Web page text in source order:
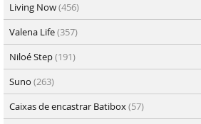
Living Now(456)
Valena Life(357)
Niloé Step(191)
Suno (263)
Caixas de encastrar Batibox(57)